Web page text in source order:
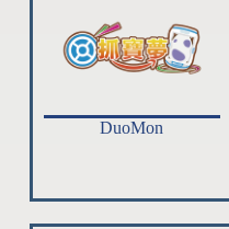
DuoMon